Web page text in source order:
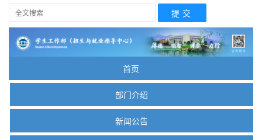
首页
部门介绍
新闻公告